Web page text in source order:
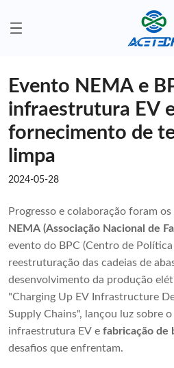
Evento NEMA e
infraestrutura EV
fornecimento de
limpa
2024-05-28
Progresso e colaboração foram
NEMA (Associação Nacional de
evento do BPC (Centro de
reestruturação das cadeias de
desenvolvimento da produção
"Charging Up EV Infrastructure
Supply Chains", lançou luz sobre
infraestrutura EV e fabricação de
desafios que enfrentam.